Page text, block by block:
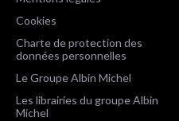
Cookies
Charte de protection des
données personnelles
Le Groupe Albin Michel
Les librairies du groupe Albin
Michel